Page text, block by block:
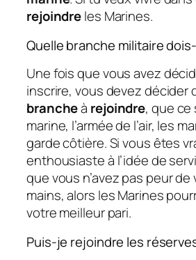
rejoindreles Marines.
Quelle branche militaire
Une fois que vous avez
inscrire, vous devez décider
brancheà rejoindre, que ce
marine, l’armée de l’air, les
garde côtière. Si vous êtes
enthousiaste à l’idée de
que vous n’avez pas peur de
mains, alors les Marines
votre meilleur pari.
Puis-je rejoindre les